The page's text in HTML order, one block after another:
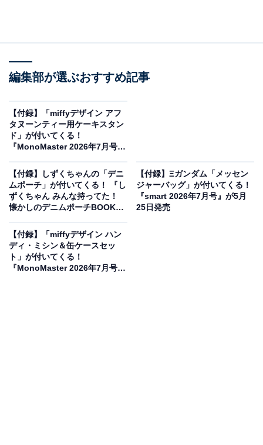
Disney MICKEY MOUSE（画像出典：Amazon）
宝島社から5月26日に発売される『YOUNG&OLSEN The
DRYGOODS STORE SHOULDER BAG BOOK with
て、「ショルダーバッグ、フェイスチャームポーチ」が
付いてきます。
編集部が選ぶおすすめ記事
【付録】「miffyデザイン アフ
タヌーンティー用ケーキスタン
ド」が付いてくる！
『MonoMaster 2026年7月号増
【付録】しずくちゃんの「デニ
ムポーチ」が付いてくる！ 『し
ずくちゃん みんな持ってた！
懐かしのデニムポーチBOOK』
【付録】Ξガンダム「メッセン
ジャーバッグ」が付いてくる！
『smart 2026年7月号』が5月
25日発売
【付録】「miffyデザイン ハン
ディ・ミシン＆缶ケースセッ
ト」が付いてくる！
『MonoMaster 2026年7月号』